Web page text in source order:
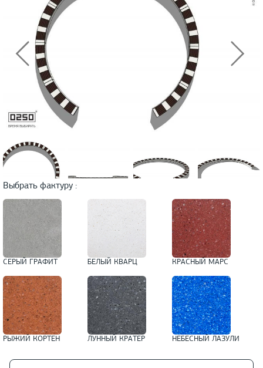
Выбрать фактуру :
СЕРЫЙ ГРАФИТ БЕЛЫЙ КВАРЦ КРАСНЫЙ МАРС
РЫЖИЙ КОРТЕН ЛУННЫЙ КРАТЕР НЕБЕСНЫЙ ЛАЗУЛИ